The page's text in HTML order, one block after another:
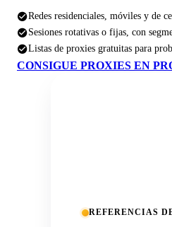
Redes residenciales, móviles y de
Sesiones rotativas o fijas, con
Listas de proxies gratuitas para
CONSIGUE PROXIES EN
REFERENCIAS